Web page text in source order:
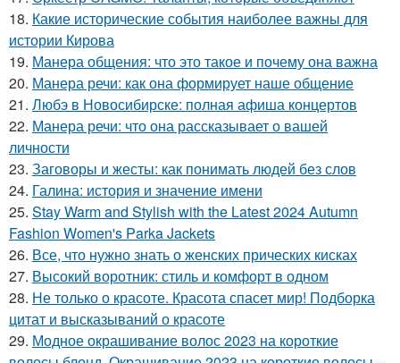
18. Какие исторические события наиболее важны для
истории Кирова
19. Манера общения: что это такое и почему она важна
20. Манера речи: как она формирует наше общение
21. Любэ в Новосибирске: полная афиша концертов
22. Манера речи: что она рассказывает о вашей
личности
23. Заговоры и жесты: как понимать людей без слов
24. Галина: история и значение имени
25. Stay Warm and Stylish with the Latest 2024 Autumn
Fashion Women's Parka Jackets
26. Все, что нужно знать о женских прических кисках
27. Высокий воротник: стиль и комфорт в одном
28. Не только о красоте. Красота спасет мир! Подборка
цитат и высказываний о красоте
29. Модное окрашивание волос 2023 на короткие